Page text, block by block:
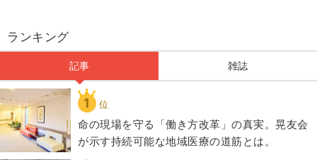
ランキング
記事 雑誌
1 位
​命の現場を守る「働き方改革」の真実。晃友会
が示す持続可能な地域医療の道筋とは。